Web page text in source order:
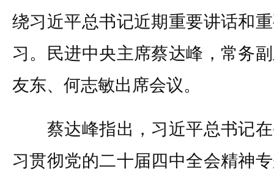
绕习近平总书记近期重要讲话和
习。民进中央主席蔡达峰，常务
友东、何志敏出席会议。
蔡达峰指出，习近平总书记在
习贯彻党的二十届四中全会精神